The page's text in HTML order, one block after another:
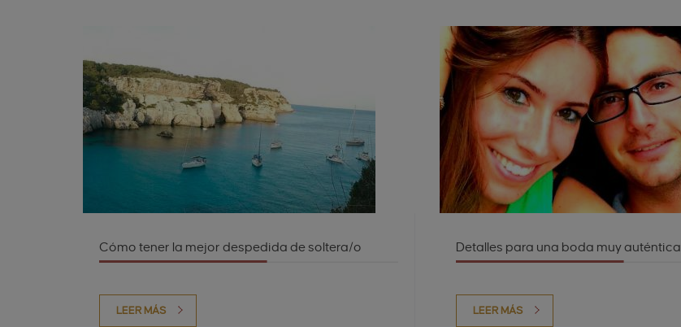
Cómo tener la mejor despedida de soltera/o
LEER MÁS
Detalles para una boda muy auténtica
LEER MÁS